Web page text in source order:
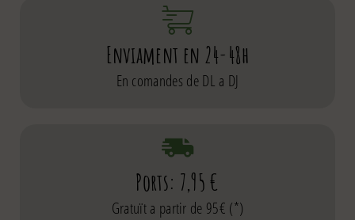
Enviament en 24-48h
En comandes de DL a DJ
Ports: 7,95 €
Gratuït a partir de 95€ (*)